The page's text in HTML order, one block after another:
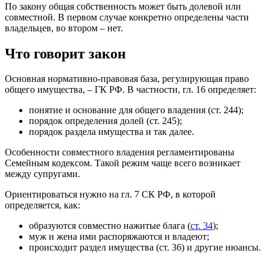
По закону общая собственность может быть долевой или
совместной. В первом случае конкретно определены части
владельцев, во втором – нет.
Что говорит закон
Основная нормативно-правовая база, регулирующая право
общего имущества, – ГК РФ. В частности, гл. 16 определяет:
понятие и основание для общего владения (ст. 244);
порядок определения долей (ст. 245);
порядок раздела имущества и так далее.
Особенности совместного владения регламентированы
Семейным кодексом. Такой режим чаще всего возникает
между супругами.
Ориентироваться нужно на гл. 7 СК РФ, в которой
определяется, как:
образуются совместно нажитые блага (ст. 34);
муж и жена ими распоряжаются и владеют;
происходит раздел имущества (ст. 36) и другие нюансы.